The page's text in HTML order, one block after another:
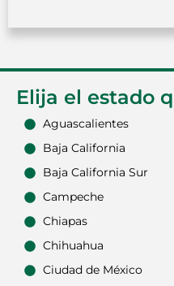
Elija el estado
Aguascalientes
Baja California
Baja California Sur
Campeche
Chiapas
Chihuahua
Ciudad de México